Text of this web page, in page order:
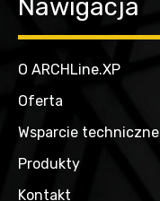
Nawigacja
O ARCHLine.XP
Oferta
Wsparcie techniczne
Produkty
Kontakt